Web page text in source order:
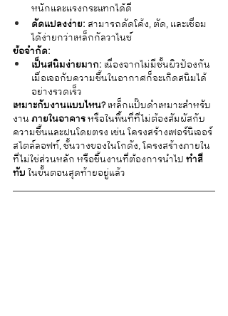
หนักและแรงกระแทกได้ดี
ดัดแปลงง่าย: สามารถดัดโค้ง, ตัด, และเชื่อม
ได้ง่ายกว่าเหล็กกัลวาไนซ์
ข้อจำกัด:
เป็นสนิมง่ายมาก: เนื่องจากไม่มีชั้นผิวป้องกัน
เมื่อเจอกับความชื้นในอากาศก็จะเกิดสนิมได้
อย่างรวดเร็ว
เหมาะกับงานแบบไหน? เหล็กแป๊บดำเหมาะสำหรับ
งาน ภายในอาคาร หรือในพื้นที่ที่ไม่ต้องสัมผัสกับ
ความชื้นและฝนโดยตรง เช่น โครงสร้างเฟอร์นิเจอร์
สไตล์ลอฟท์, ชั้นวางของในโกดัง, โครงสร้างภายใน
ที่ไม่ใช่ส่วนหลัก หรือชิ้นงานที่ต้องการนำไป ทำสี
ทับ ในขั้นตอนสุดท้ายอยู่แล้ว